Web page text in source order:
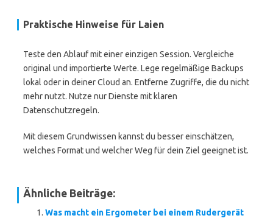
Praktische Hinweise für Laien
Teste den Ablauf mit einer einzigen Session. Vergleiche
original und importierte Werte. Lege regelmäßige Backups
lokal oder in deiner Cloud an. Entferne Zugriffe, die du nicht
mehr nutzt. Nutze nur Dienste mit klaren
Datenschutzregeln.
Mit diesem Grundwissen kannst du besser einschätzen,
welches Format und welcher Weg für dein Ziel geeignet ist.
Ähnliche Beiträge:
Was macht ein Ergometer bei einem Rudergerät